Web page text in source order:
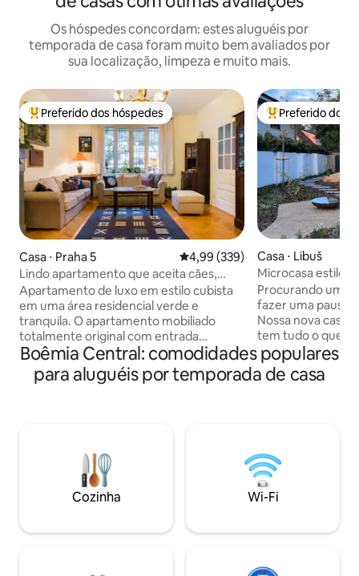
Os hóspedes concordam: estes aluguéis por
temporada de casa foram muito bem avaliados por
sua localização, limpeza e muito mais.
Entre os melhores preferidos dos hóspedes
Preferido dos hóspedes
Casa ⋅ Praha 5 4,99 de uma avaliação média de
4,99 (339)
Lindo apartamento que aceita cães,
estacionamento, jardim
Apartamento de luxo em estilo cubista
em uma área residencial verde e
tranquila. O apartamento mobiliado
totalmente original com entrada
privativa tem uma área de 75 m².
Estacionamento seguro em frente à
casa. Grande e belo jardim. Cozinha
terceira pessoa, idealmente uma criança
ou um adolescente), banheiro com
banheira e chuveiro (roupões de banho
estão incluídos). Máquina de lavar e
por uma taxa de 10 EUR/dia.
Entre os
Preferido dos
Casa ⋅ Libuš
Microcasa
Procurando um
fazer uma pausa
Nossa nova casa
tem tudo o que
estadia
– ideal para
amantes do
viver em tempo
combina beleza
Observação: a
adequada para
Boêmia Central: comodidades populares
para aluguéis por temporada de casa
Cozinha Wi-Fi